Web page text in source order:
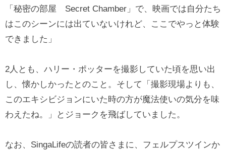
「秘密の部屋 Secret Chamber」で、映画では自分たち
はこのシーンには出ていないけれど、ここでやっと体験
できました」
2人とも、ハリー・ポッターを撮影していた頃を思い出
し、懐かしかったとのこと。そして「撮影現場よりも、
このエキシビジョンにいた時の方が魔法使いの気分を味
わえたね。」とジョークを飛ばしていました。
なお、SingaLifeの読者の皆さまに、フェルプスツインか